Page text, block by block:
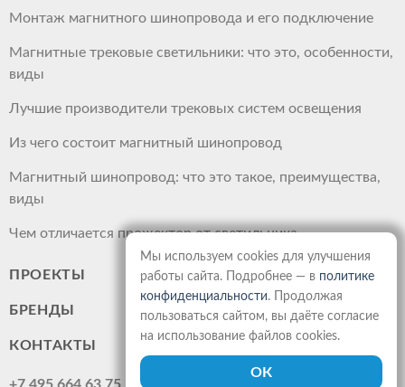
Монтаж магнитного шинопровода и его подключение
Магнитные трековые светильники: что это, особенности,
виды
Лучшие производители трековых систем освещения
Из чего состоит магнитный шинопровод
Магнитный шинопровод: что это такое, преимущества,
виды
Чем отличается прожектор от светильника
ПРОЕКТЫ
БРЕНДЫ
КОНТАКТЫ
Мы используем cookies для улучшения
работы сайта. Подробнее — в политике
конфиденциальности. Продолжая
пользоваться сайтом, вы даёте согласие
на использование файлов cookies.